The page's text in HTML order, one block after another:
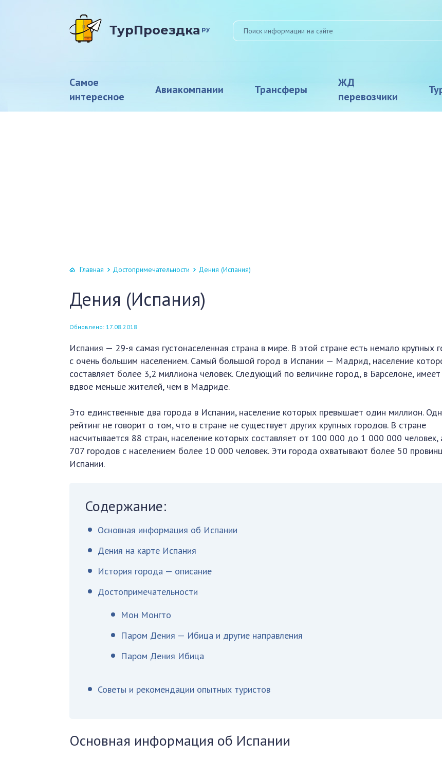
ТурПроездка ру
Самое
интересное
Авиакомпании Трансферы
ЖД
перевозчики
Главная Достопримечательности Дения (Испания)
Дения (Испания)
Обновлено: 17.08.2018
Испания — 29-я самая густонаселенная страна в мире. В этой стране есть немало крупных
с очень большим населением. Самый большой город в Испании — Мадрид, население
составляет более 3,2 миллиона человек. Следующий по величине город, в Барселоне,
вдвое меньше жителей, чем в Мадриде.
Это единственные два города в Испании, население которых превышает один миллион.
рейтинг не говорит о том, что в стране не существует других крупных городов. В стране
насчитывается 88 стран, население которых составляет от 100 000 до 1 000 000 человек,
707 городов с населением более 10 000 человек. Эти города охватывают более 50
Испании.
Содержание:
Основная информация об Испании
Дения на карте Испания
История города — описание
Достопримечательности
Мон Монгто
Паром Дения — Ибица и другие направления
Паром Дения Ибица
Советы и рекомендации опытных туристов
Основная информация об Испании